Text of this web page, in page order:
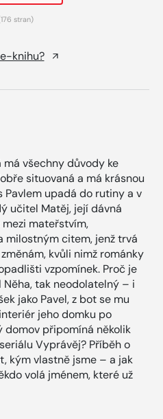
stran)
knihu?
má všechny důvody ke
situovaná a má krásnou
Pavlem upadá do rutiny a v
učitel Matěj, její dávná
mateřstvím,
milostným citem, jenž trvá
kvůli nimž románky
vzpomínek. Proč je
tak neodolatelný – i
jako Pavel, z bot se mu
jeho domku po
domov připomíná několik
Vyprávěj? Příběh o
kým vlastně jsme – a jak
volá jménem, které už